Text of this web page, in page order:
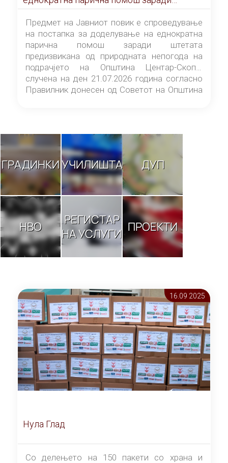
штетата предизвикана од природната
непогода на подрачјето на Општина
Центар-Скопје случена на ден 21.07.2026
година
Предмет на Јавниот повик е спроведување
на постапка за доделување на еднократна
парична помош заради штетата
предизвикана од природната непогода на
подрачјето на Општина Центар-Скопје
случена на ден 21.07.2026 година согласно
Правилник донесен од Советот на Општина
ГРАДИНКИУЧИЛИШТА ДУП
НВО
РЕГИСТАР
НА УСЛУГИ ПРОЕКТИ
16.09 2025
Нула Глад
Со делењето на 150 пакети со храна и